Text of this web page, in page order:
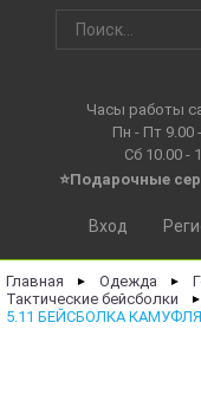
Часы работы
Пн - Пт 9.00
Сб 10.00 -
⭐Подарочные
Вход
Главная ► Одежда ►
Тактические бейсболки ►
5.11 БЕЙСБОЛКА